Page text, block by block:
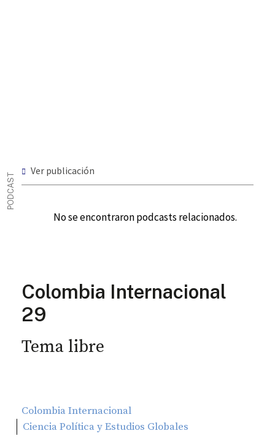
Ver publicación
PODCAST
No se encontraron podcasts relacionados.
Colombia Internacional
29
Tema libre
Colombia Internacional
Ciencia Política y Estudios Globales